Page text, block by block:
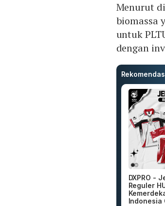
Menurut
biomassa
untuk
dengan
DXPRO -
Reguler
Indonesia